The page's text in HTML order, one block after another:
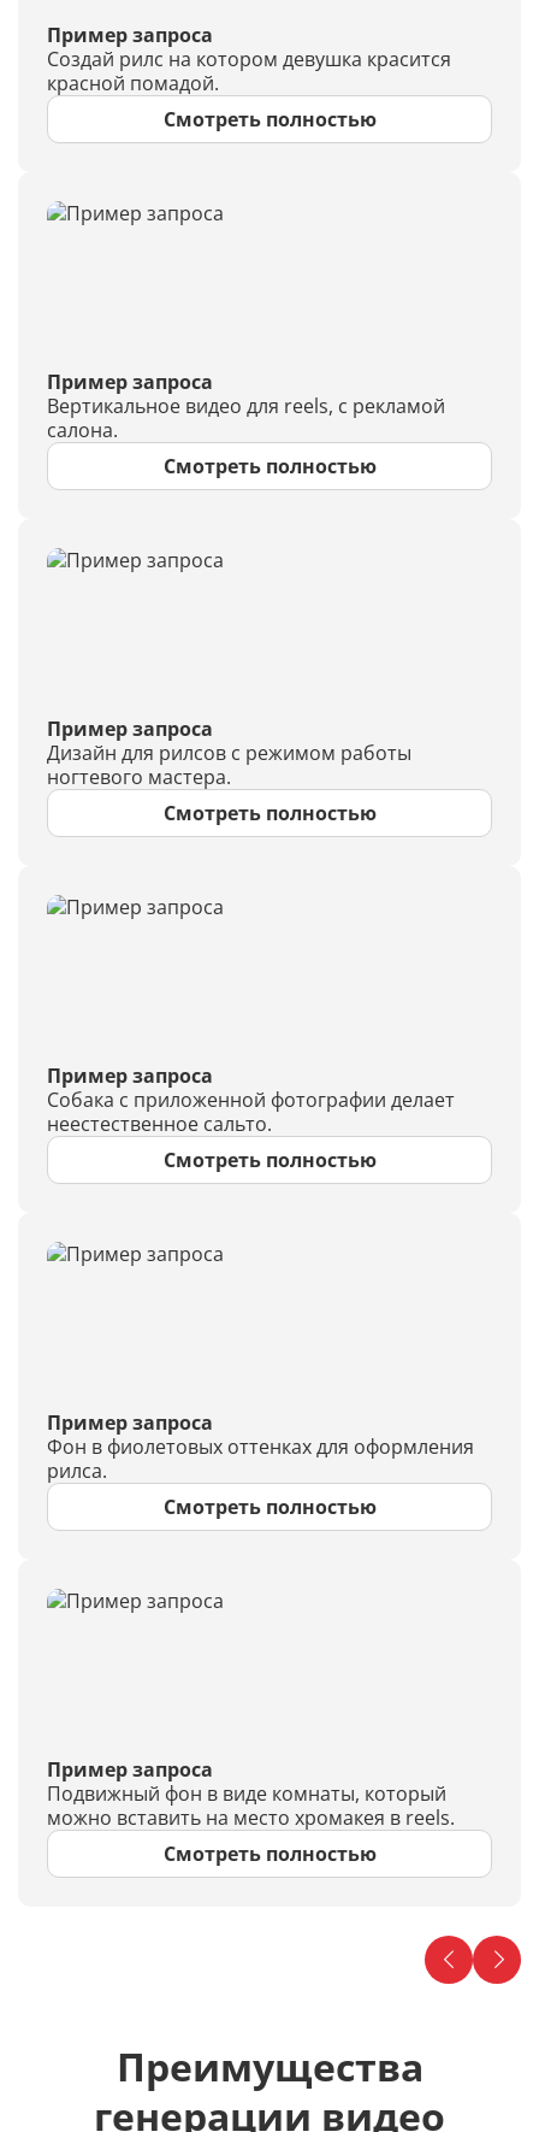
Пример запроса
Создай рилс на котором девушка красится
красной помадой.
Смотреть полностью
Пример запроса
Вертикальное видео для reels, с рекламой
салона.
Смотреть полностью
Пример запроса
Дизайн для рилсов с режимом работы
ногтевого мастера.
Смотреть полностью
Пример запроса
Собака с приложенной фотографии делает
неестественное сальто.
Смотреть полностью
Пример запроса
Фон в фиолетовых оттенках для оформления
рилса.
Смотреть полностью
Пример запроса
Подвижный фон в виде комнаты, который
можно вставить на место хромакея в reels.
Смотреть полностью
Преимущества
генерации видео